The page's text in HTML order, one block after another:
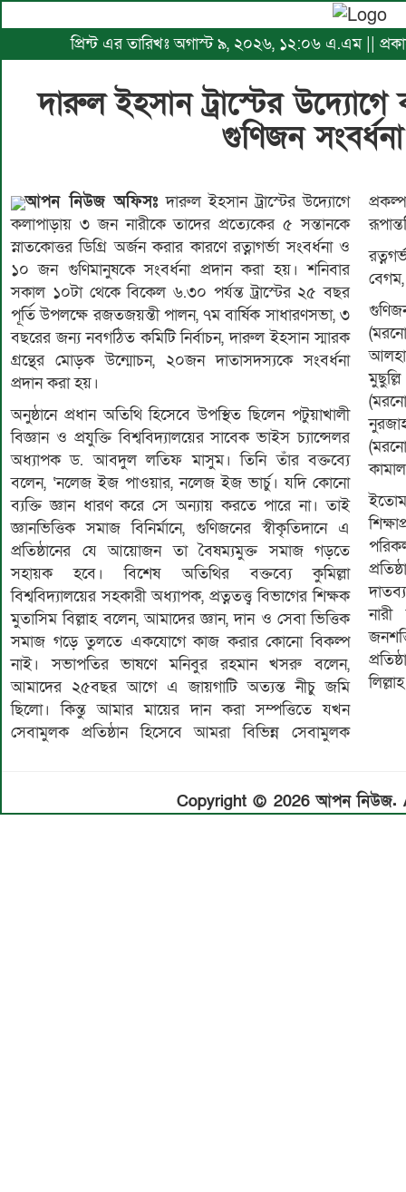
প্রিন্ট এর তারিখঃ অগাস্ট ৯, ২০২৬, ১২:০৬ এ.এম ||
দারুল ইহসান ট্রাস্টের উদ্যোগে
গুণিজন
আপন নিউজ অফিসঃ দারুল ইহসান ট্রাস্টের উদ্যোগে
কলাপাড়ায় ৩ জন নারীকে তাদের প্রত্যেকের ৫ সন্তানকে
স্নাতকোত্তর ডিগ্রি অর্জন করার কারণে রত্নাগর্ভা সংবর্ধনা ও
১০ জন গুণিমানুষকে সংবর্ধনা প্রদান করা হয়। শনিবার
সকাল ১০টা থেকে বিকেল ৬.৩০ পর্যন্ত ট্রাস্টের ২৫ বছর
পূর্তি উপলক্ষে রজতজয়ন্তী পালন, ৭ম বার্ষিক সাধারণসভা, ৩
বছরের জন্য নবগঠিত কমিটি নির্বাচন, দারুল ইহসান স্মারক
গ্রন্থের মোড়ক উন্মোচন, ২০জন দাতাসদস্যকে সংবর্ধনা
প্রদান করা হয়।
অনুষ্ঠানে প্রধান অতিথি হিসেবে উপস্থিত ছিলেন পটুয়াখালী
বিজ্ঞান ও প্রযুক্তি বিশ্ববিদ্যালয়ের সাবেক ভাইস চ্যান্সেলর
অধ্যাপক ড. আবদুল লতিফ মাসুম। তিনি তাঁর বক্তব্যে
বলেন, ‘নলেজ ইজ পাওয়ার, নলেজ ইজ ভার্চু। যদি কোনো
ব্যক্তি জ্ঞান ধারণ করে সে অন্যায় করতে পারে না। তাই
জ্ঞানভিত্তিক সমাজ বিনির্মানে, গুণিজনের স্বীকৃতিদানে এ
প্রতিষ্ঠানের যে আয়োজন তা বৈষম্যমুক্ত সমাজ গড়তে
সহায়ক হবে। বিশেষ অতিথির বক্তব্যে কুমিল্লা
বিশ্ববিদ্যালয়ের সহকারী অধ্যাপক, প্রত্নতত্ত্ব বিভাগের শিক্ষক
মুতাসিম বিল্লাহ বলেন, আমাদের জ্ঞান, দান ও সেবা ভিত্তিক
সমাজ গড়ে তুলতে একযোগে কাজ করার কোনো বিকল্প
নাই। সভাপতির ভাষণে মনিবুর রহমান খসরু বলেন,
আমাদের ২৫বছর আগে এ জায়গাটি অত্যন্ত নীচু জমি
ছিলো। কিন্তু আমার মায়ের দান করা সম্পত্তিতে যখন
সেবামুলক প্রতিষ্ঠান হিসেবে আমরা বিভিন্ন সেবামুলক
Copyright © 2026 আপন নিউজ.